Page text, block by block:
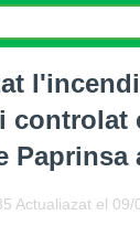
controlat
Paprinsa
Actualiazat el 09/